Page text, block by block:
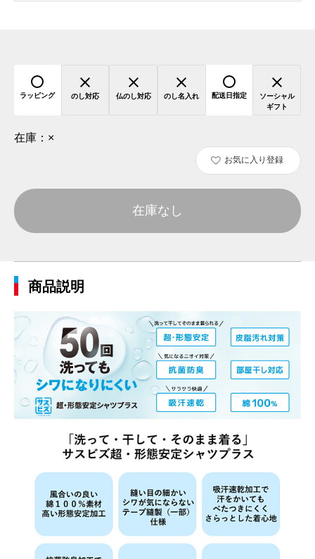
ラッピング のし対応 仏のし対応 のし名入れ 配送日指定
ソーシャル
ギフト
在庫： ×
お気に入り登録
在庫なし
商品説明